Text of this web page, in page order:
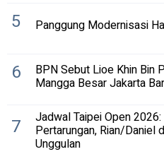
5 Panggung Modernisasi
6 BPN Sebut Lioe Khin Bin
Mangga Besar Jakarta
7 Jadwal Taipei Open
Pertarungan, Rian/Daniel
Unggulan